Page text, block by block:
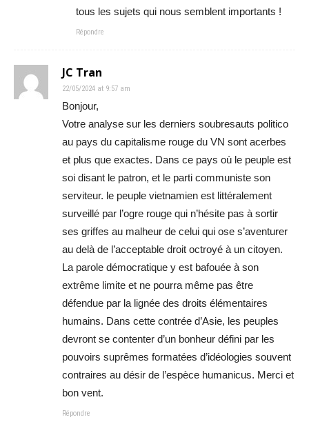
tous les sujets qui nous semblent importants !
Répondre
JC Tran
22/05/2024 at 9:57 am
Bonjour,
Votre analyse sur les derniers soubresauts politico
au pays du capitalisme rouge du VN sont acerbes
et plus que exactes. Dans ce pays où le peuple est
soi disant le patron, et le parti communiste son
serviteur. le peuple vietnamien est littéralement
surveillé par l’ogre rouge qui n’hésite pas à sortir
ses griffes au malheur de celui qui ose s’aventurer
au delà de l’acceptable droit octroyé à un citoyen.
La parole démocratique y est bafouée à son
extrême limite et ne pourra même pas être
défendue par la lignée des droits élémentaires
humains. Dans cette contrée d’Asie, les peuples
devront se contenter d’un bonheur défini par les
pouvoirs suprêmes formatées d’idéologies souvent
contraires au désir de l’espèce humanicus. Merci et
bon vent.
Répondre